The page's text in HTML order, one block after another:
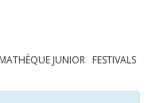
JUNIOR FESTIVALS